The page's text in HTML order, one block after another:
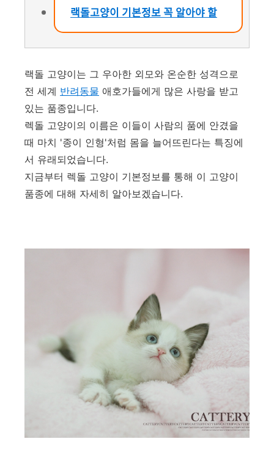
랙돌고양이 기본정보 꼭 알아야 할
랙돌 고양이는 그 우아한 외모와 온순한 성격으로
전 세계 반려동물 애호가들에게 많은 사랑을 받고
있는 품종입니다.
렉돌 고양이의 이름은 이들이 사람의 품에 안겼을
때 마치 '종이 인형'처럼 몸을 늘어뜨린다는 특징에
서 유래되었습니다.
지금부터 렉돌 고양이 기본정보를 통해 이 고양이
품종에 대해 자세히 알아보겠습니다.